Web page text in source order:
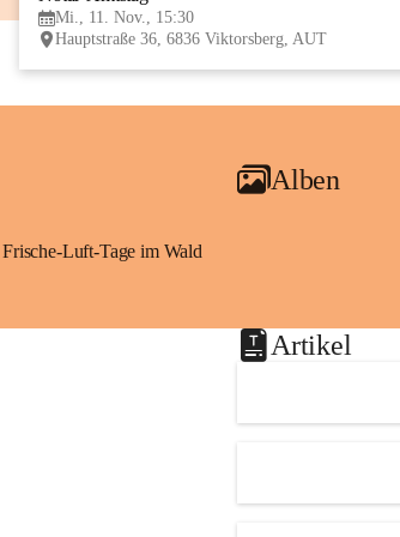
Mi., 11. Nov., 15:30
Hauptstraße 36, 6836 Viktorsberg, AUT
Alben
Frische-Luft-Tage im Wald
Artikel